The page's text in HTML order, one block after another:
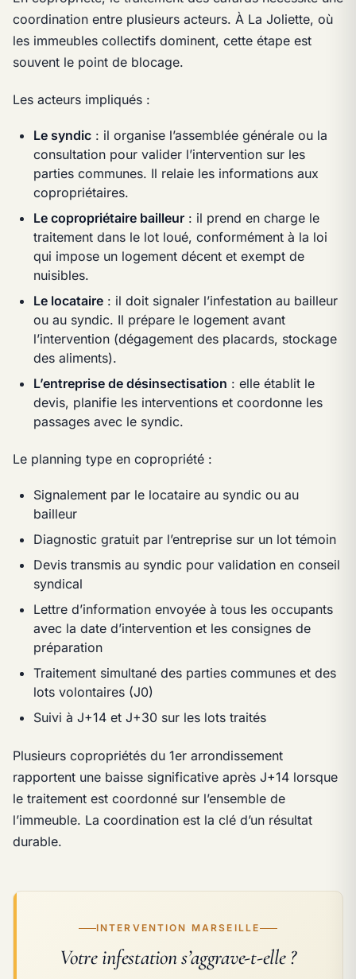
coordination entre plusieurs acteurs. À La Joliette, où
les immeubles collectifs dominent, cette étape est
souvent le point de blocage.
Les acteurs impliqués :
Le syndic: il organise l’assemblée générale ou la
consultation pour valider l’intervention sur les
parties communes. Il relaie les informations aux
copropriétaires.
Le copropriétaire bailleur: il prend en charge le
traitement dans le lot loué, conformément à la loi
qui impose un logement décent et exempt de
nuisibles.
Le locataire: il doit signaler l’infestation au bailleur
ou au syndic. Il prépare le logement avant
l’intervention (dégagement des placards, stockage
des aliments).
L’entreprise de désinsectisation : elle établit le
devis, planifie les interventions et coordonne les
passages avec le syndic.
Le planning type en copropriété :
Signalement par le locataire au syndic ou au
bailleur
Diagnostic gratuit par l’entreprise sur un lot témoin
Devis transmis au syndic pour validation en conseil
syndical
Lettre d’information envoyée à tous les occupants
avec la date d’intervention et les consignes de
préparation
Traitement simultané des parties communes et des
lots volontaires (J0)
Suivi à J+14 et J+30 sur les lots traités
Plusieurs copropriétés du 1er arrondissement
rapportent une baisse significative après J+14 lorsque
le traitement est coordonné sur l’ensemble de
l’immeuble. La coordination est la clé d’un résultat
durable.
INTERVENTION MARSEILLE
Votre infestation s’aggrave-t-elle ?